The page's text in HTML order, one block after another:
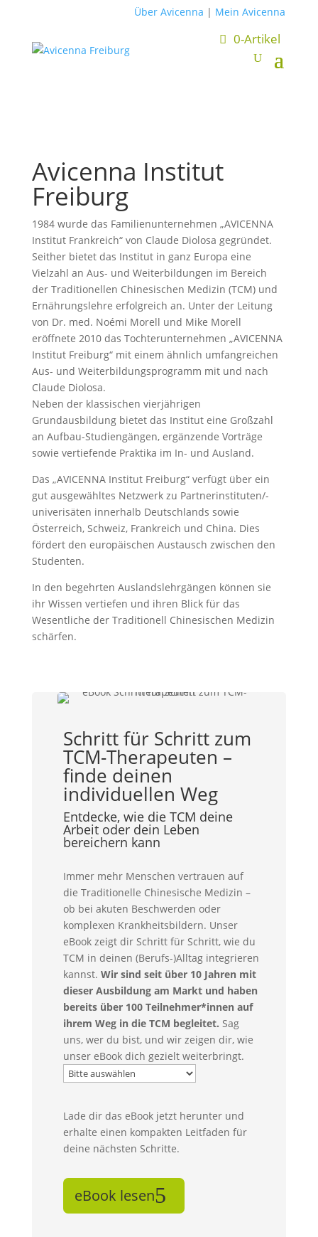
Über Avicenna | Mein Avicenna
0-Artikel
Avicenna Institut
Freiburg
1984 wurde das Familienunternehmen „AVICENNA
Institut Frankreich“ von Claude Diolosa gegründet.
Seither bietet das Institut in ganz Europa eine
Vielzahl an Aus- und Weiterbildungen im Bereich
der Traditionellen Chinesischen Medizin (TCM) und
Ernährungslehre erfolgreich an. Unter der Leitung
von Dr. med. Noémi Morell und Mike Morell
eröffnete 2010 das Tochterunternehmen „AVICENNA
Institut Freiburg“ mit einem ähnlich umfangreichen
Aus- und Weiterbildungsprogramm mit und nach
Claude Diolosa.
Neben der klassischen vierjährigen
Grundausbildung bietet das Institut eine Großzahl
an Aufbau-Studiengängen, ergänzende Vorträge
sowie vertiefende Praktika im In- und Ausland.
Das „AVICENNA Institut Freiburg“ verfügt über ein
gut ausgewähltes Netzwerk zu Partnerinstituten/-
univerisäten innerhalb Deutschlands sowie
Österreich, Schweiz, Frankreich und China. Dies
fördert den europäischen Austausch zwischen den
Studenten.
In den begehrten Auslandslehrgängen können sie
ihr Wissen vertiefen und ihren Blick für das
Wesentliche der Traditionell Chinesischen Medizin
schärfen.
Schritt für Schritt zum
TCM-Therapeuten –
finde deinen
individuellen Weg
Entdecke, wie die TCM deine
Arbeit oder dein Leben
bereichern kann
Immer mehr Menschen vertrauen auf
die Traditionelle Chinesische Medizin –
ob bei akuten Beschwerden oder
komplexen Krankheitsbildern. Unser
eBook zeigt dir Schritt für Schritt, wie du
TCM in deinen (Berufs-)Alltag integrieren
kannst.Wir sind seit über 10 Jahren mit
dieser Ausbildung am Markt und haben
bereits über 100 Teilnehmer*innen auf
ihrem Weg in die TCM begleitet. Sag
uns, wer du bist, und wir zeigen dir, wie
unser eBook dich gezielt weiterbringt.
Lade dir das eBook jetzt herunter und
erhalte einen kompakten Leitfaden für
deine nächsten Schritte.
eBook lesen